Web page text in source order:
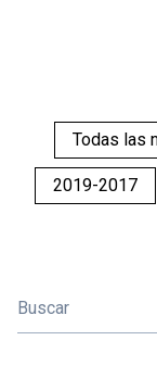
Todas las
2019-2017